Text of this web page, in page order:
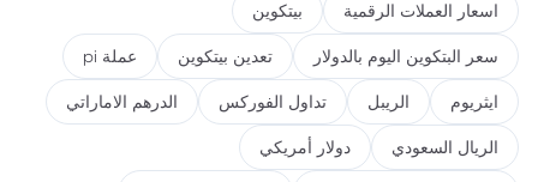
اسعار العملات الرقمية بيتكوين
سعر البتكوين اليوم بالدولار تعدين بيتكوين عملة pi
ايثريوم الريبل تداول الفوركس الدرهم الاماراتي
الريال السعودي دولار أمريكي